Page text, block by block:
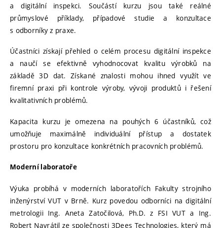
a digitální inspekci. Součástí kurzu jsou také reálné
průmyslové příklady, případové studie a konzultace
s odborníky z praxe.
Účastníci získají přehled o celém procesu digitální inspekce
a naučí se efektivně vyhodnocovat kvalitu výrobků na
základě 3D dat. Získané znalosti mohou ihned využít ve
firemní praxi při kontrole výroby, vývoji produktů i řešení
kvalitativních problémů.
Kapacita kurzu je omezena na pouhých 6 účastníků, což
umožňuje maximálně individuální přístup a dostatek
prostoru pro konzultace konkrétních pracovních problémů.
Moderní laboratoře
Výuka probíhá v moderních laboratořích Fakulty strojního
inženýrství VUT v Brně. Kurz povedou odborníci na digitální
metrologii Ing. Aneta Zatočilová, Ph.D. z FSI VUT a Ing.
Robert Navrátil ze společnosti 3Dees Technologies, který má